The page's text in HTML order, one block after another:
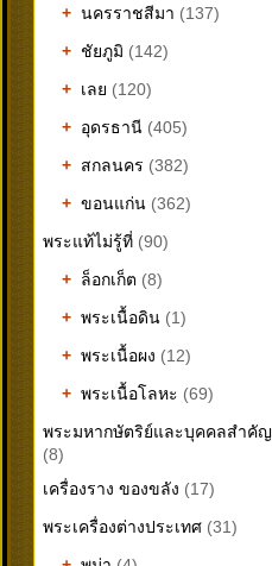
+ นครราชสีมา (137)
+ ชัยภูมิ (142)
+ เลย (120)
+ อุดรธานี (405)
+ สกลนคร (382)
+ ขอนแก่น (362)
พระแท้ไม่รู้ที่ (90)
+ ล็อกเก็ต (8)
+ พระเนื้อดิน (1)
+ พระเนื้อผง (12)
+ พระเนื้อโลหะ (69)
พระมหากษัตริย์และบุคคลสำคัญ
(8)
เครื่องราง ของขลัง (17)
พระเครื่องต่างประเทศ (31)